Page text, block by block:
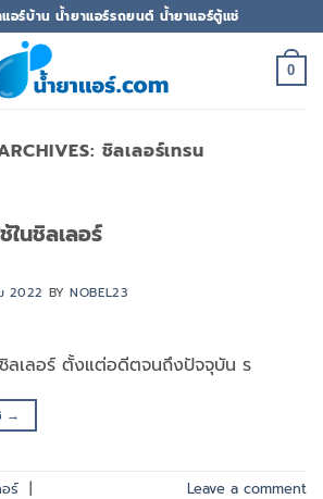
อร์บ้าน น้ำยาแอร์รถยนต์ น้ำยาแอร์ตู้แช่
0
ชิลเลอร์เทรน
ในชิลเลอร์
2022 BYNOBEL23
ชิลเลอร์ ตั้งแต่อดีตจนถึงปัจจุบัน ร
→
อร์ | Leave a comment